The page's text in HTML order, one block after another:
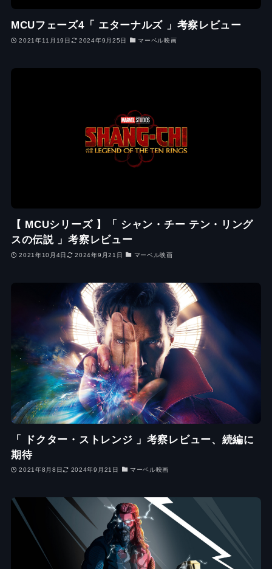
MCUフェーズ4「 エターナルズ 」考察レビュー
2021年11月19日 2024年9月25日 マーベル映画
【 MCUシリーズ 】「 シャン・チー テン・リング
スの伝説 」考察レビュー
2021年10月4日 2024年9月21日 マーベル映画
「 ドクター・ストレンジ 」考察レビュー、続編に
期待
2021年8月8日 2024年9月21日 マーベル映画